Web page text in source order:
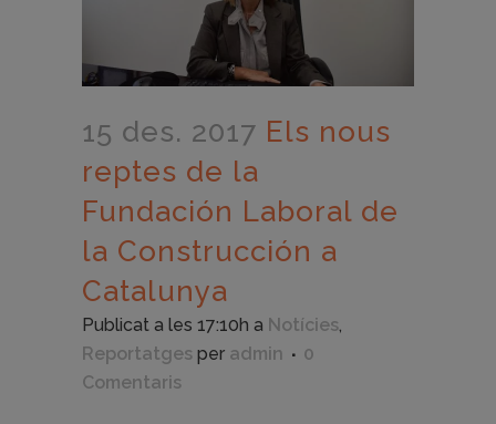
15 des. 2017 Els nous
reptes de la
Fundación Laboral de
la Construcción a
Catalunya
Publicat a les 17:10h a Notícies,
Reportatges per admin
0
Comentaris